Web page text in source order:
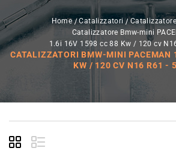
Home Catalizzatori
Catalizzatore Bmw-mini
1.6i 16V 1598 cc 88 Kw / 120 cv
CATALIZZATORI BMW-MINI PACEMAN
KW / 120 CV N16 R61 -